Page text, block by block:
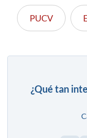
PUCV
¿Qué tan